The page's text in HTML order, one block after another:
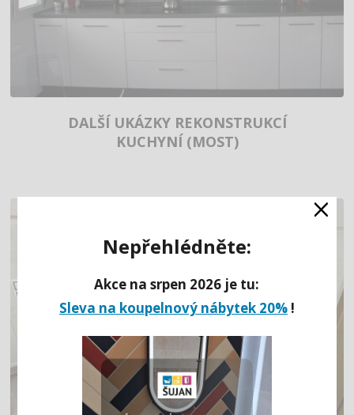
DALŠÍ UKÁZKY REKONSTRUKCÍ
KUCHYNÍ (MOST)
Nepřehlédněte:
Akce na srpen 2026 je tu:
Sleva na koupelnový nábytek 20%!
×